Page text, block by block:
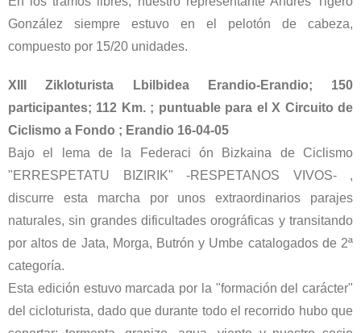
González siempre estuvo en el pelotón de cabeza,
compuesto por 15/20 unidades.
XIII Zikloturista Lbilbidea Erandio-Erandio; 150
participantes; 112 Km. ; puntuable para el X Circuito de
Ciclismo a Fondo ; Erandio 16-04-05
Bajo el lema de la Federaci ón Bizkaina de Ciclismo
"ERRESPETATU BIZIRIK" -RESPETANOS VIVOS- ,
discurre esta marcha por unos extraordinarios parajes
naturales, sin grandes dificultades orográficas y transitando
por altos de Jata, Morga, Butrón y Umbe catalogados de 2ª
categoría.
Esta edición estuvo marcada por la "formación del carácter"
del cicloturista, dado que durante todo el recorrido hubo que